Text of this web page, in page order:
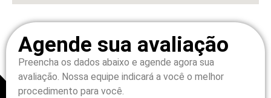
Agende sua avaliação
Preencha os dados abaixo e agende agora sua
avaliação. Nossa equipe indicará a você o melhor
procedimento para você.